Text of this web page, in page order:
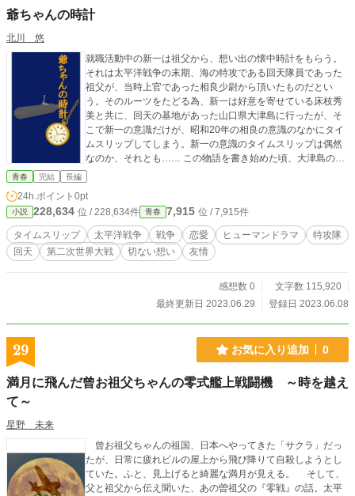
爺ちゃんの時計
北川 悠
就職活動中の新一は祖父から、想い出の懐中時計をもらう。
それは太平洋戦争の末期、海の特攻である回天隊員であった
祖父が、当時上官であった相良少尉から頂いたものだとい
う。そのルーツをたどる為、新一は好意を寄せている床枝秀
美と共に、回天の基地があった山口県大津島に行ったが、そ
こで新一の意識だけが、昭和20年の相良の意識のなかにタイ
ムスリップしてしまう。新一の意識のタイムスリップは偶然
なのか、それとも…… この物語を書き始めた頃、大津島の回
天記念館に行ってきました。この時代、恋人や家族を想い、
ると、涙が溢れ出てきました。戦争の是非はともかく、興味
のある方は一度訪れてみてください。泣きます…… この小説
は数年前に書いたものを投稿にあたり手直ししました。興味
を持って頂けたら幸いです。
青春 完結 長編
24h.ポイント 0pt
小説 228,634 位 / 228,634件 青春 7,915 位 / 7,915件
タイムスリップ 太平洋戦争 戦争 恋愛 ヒューマンドラマ
特攻隊
回天
第二次世界大戦 切ない想い 友情
感想数 0
文字数 115,920
最終更新日 2023.06.29
登録日 2023.06.08
29 お気に入り追加 0
満月に飛んだ曾お祖父ちゃんの零式艦上戦闘機 ～時を越え
て～
星野 未来
曾お祖父ちゃんの祖国、日本へやってきた「サクラ」だっ
たが、日常に疲れビルの屋上から飛び降りて自殺しようとし
ていた。ふと、見上げると綺麗な満月が見える。 そして、
父と祖父から伝え聞いた、あの曽祖父の『零戦』の話。太平